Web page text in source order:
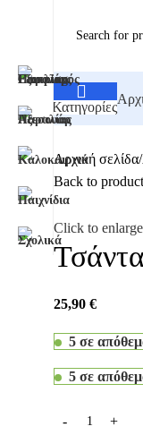
Κατηγορίες
Αρχική σελίδα
Back to
Click to enlarge
25,90 €
5 σε
5 σε